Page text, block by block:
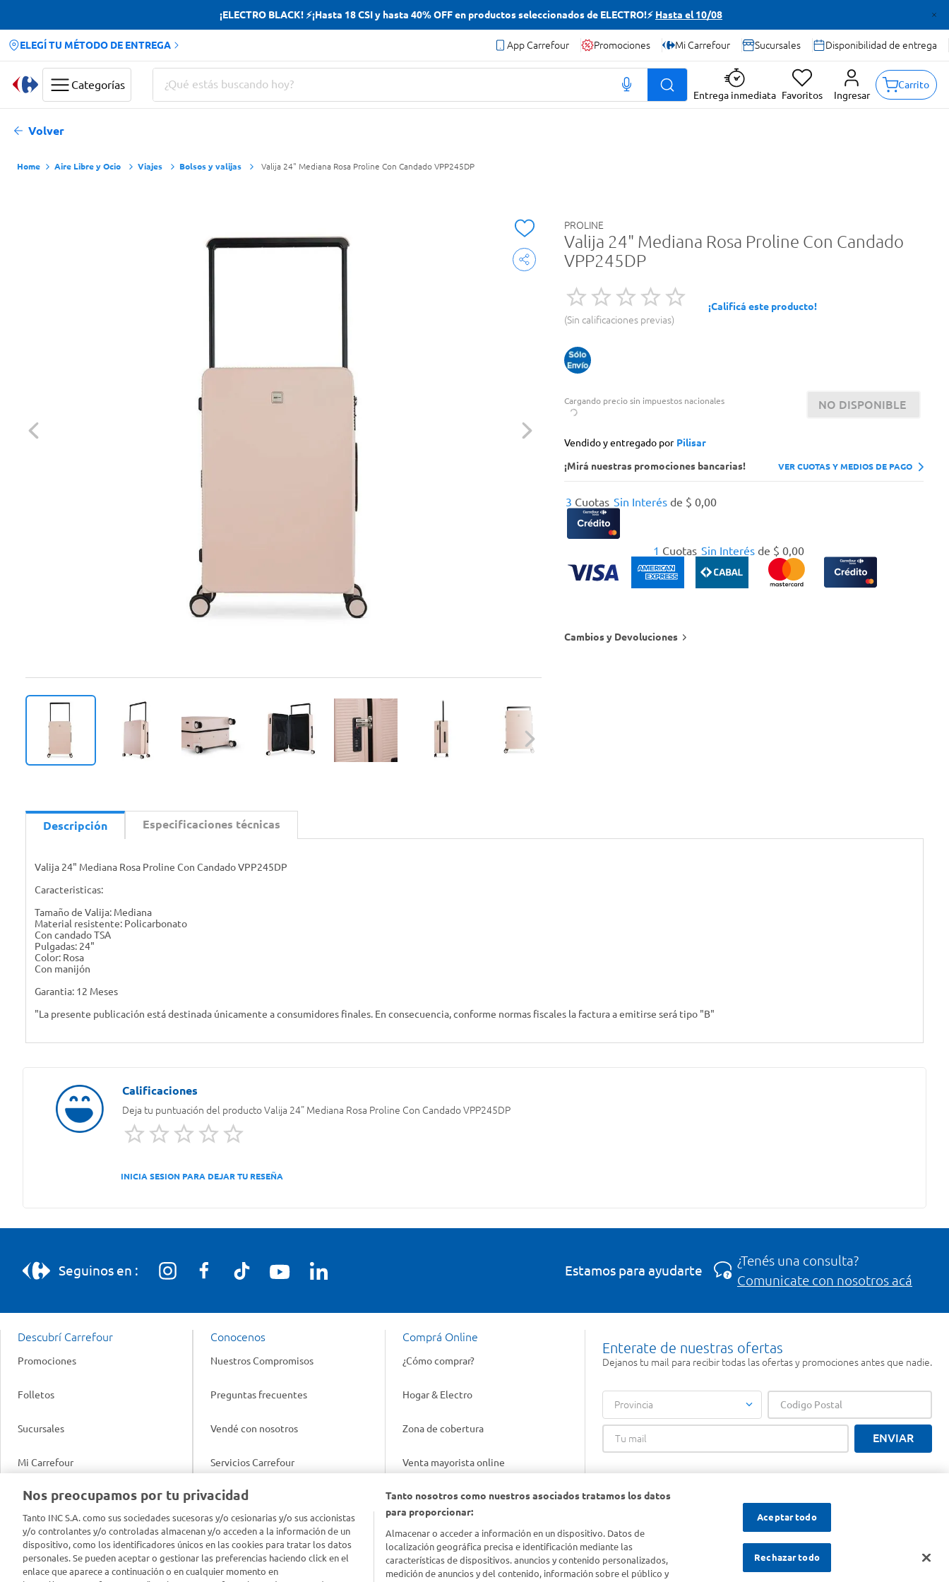
¡ELECTRO BLACK! ⚡¡Hasta 18 CSI y hasta 40% OFF en productos seleccionados de ELECTRO!⚡ Hasta el 10/08
ELEGÍ TU MÉTODO DE ENTREGA App Carrefour Promociones Mi Carrefour Sucursales Disponibilidad de entrega
Categorías
¿Qué estás buscando hoy?
Entrega inmediata Favoritos Ingresar
Carrito
Volver
Aire Libre y Ocio Viajes Bolsos y valijas Valija 24" Mediana Rosa Proline Con Candado VPP245DP
PROLINE
Valija 24" Mediana Rosa Proline Con Candado
VPP245DP
Sin calificaciones previas
¡Calificá este producto!
Cargando precio sin impuestos nacionales NO DISPONIBLE
Vendido y entregado por Pilisar
¡Mirá nuestras promociones bancarias! VER CUOTAS Y MEDIOS DE PAGO
1 Cuotas Sin Interésde $ 0,00
3 Cuotas Sin Interés de $ 0,00
Cambios y Devoluciones
Descripción Especificaciones técnicas
Valija 24" Mediana Rosa Proline Con Candado VPP245DP
Caracteristicas:
Tamaño de Valija: Mediana
Material resistente: Policarbonato
Con candado TSA
Pulgadas: 24"
Color: Rosa
Con manijón
Garantia: 12 Meses
"La presente publicación está destinada únicamente a consumidores finales. En consecuencia, conforme normas fiscales la factura a emitirse será tipo "B"
Deja tu puntuación del productoValija 24" Mediana Rosa Proline Con Candado VPP245DP
INICIA SESION PARA DEJAR TU RESEÑA
Seguinos en : Estamos para ayudarte
¿Tenés una consulta?
Comunicate con nosotros acá
Descubrí Carrefour
Promociones
Folletos
Sucursales
Mi Carrefour
Productos Carrefour
Tarjeta Mi Carrefour
Panel Carrefour
Conocenos
Nuestros Compromisos
Preguntas frecuentes
Vendé con nosotros
Servicios Carrefour
Info útil
Tasas de interés
Contacto
Comprá Online
¿Cómo comprar?
Hogar & Electro
Zona de cobertura
Venta mayorista online
Gift cards empresariales
Enterate de nuestras ofertas
Dejanos tu mail para recibir todas las ofertas y promociones antes que nadie.
Provincia
ENVIAR
Nos preocupamos por tu privacidad
Tanto INC S.A. como sus sociedades sucesoras y/o cesionarias y/o sus accionistas
y/o controlantes y/o controladas almacenan y/o acceden a la información de un
dispositivo, como los identificadores únicos en las cookies para tratar los datos
personales. Se pueden aceptar o gestionar las preferencias haciendo click en el
enlace que aparece a continuación o en cualquier momento en
Tanto nosotros como nuestros asociados tratamos los datos
para proporcionar:
Almacenar o acceder a información en un dispositivo. Datos de
localización geográfica precisa e identificación mediante las
características de dispositivos. anuncios y contenido personalizados,
medición de anuncios y del contenido, información sobre el público y
Aceptar todo
Rechazar todo
Términos más buscados